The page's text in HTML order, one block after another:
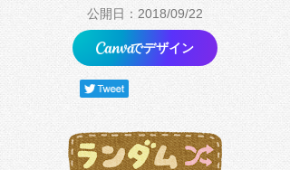
公開日：2018/09/22
でデザイン